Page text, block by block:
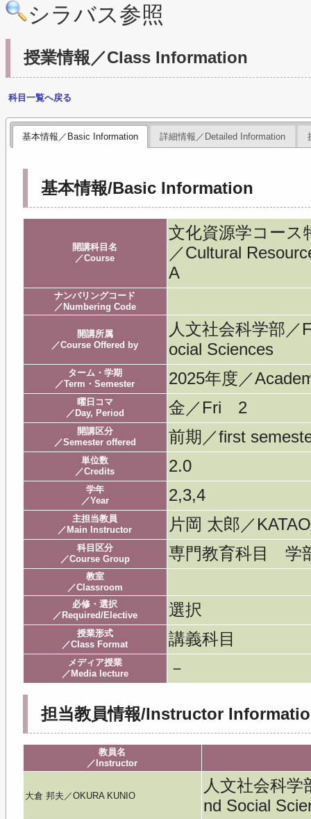
シラバス参照
授業情報／Class Information
科目一覧へ戻る
基本情報／Basic Information 詳細情報／Detailed Information
基本情報/Basic Information
開講科目名
／Course
文化資源学コース
／Cultural
A
ナンバリングコード
／Numbering Code
開講所属
／Course Offered by
人文社会科学部／
ocial Sciences
ターム・学期
／Term・Semester
2025年度／
曜日コマ
／Day, Period
金／Fri 2
開講区分
／Semester offered
前期／first
単位数
／Credits
2.0
学年
／Year
2,3,4
主担当教員
／Main Instructor
片岡 太郎／
科目区分
／Course Group
専門教育科目 学
教室
／Classroom
必修・選択
／Required/Elective
選択
授業形式
／Class Format
講義科目
メディア授業
／Media lecture
－
担当教員情報/Instructor
教員名
／Instructor
大倉 邦夫／OKURA KUNIO
人文社会科学
nd Social